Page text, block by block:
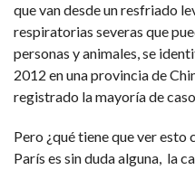
que van desde un resfriado
respiratorias severas que
personas y animales, se
2012 en una provincia de
registrado la mayoría de
Pero ¿qué tiene que ver esto
París es sin duda alguna, la